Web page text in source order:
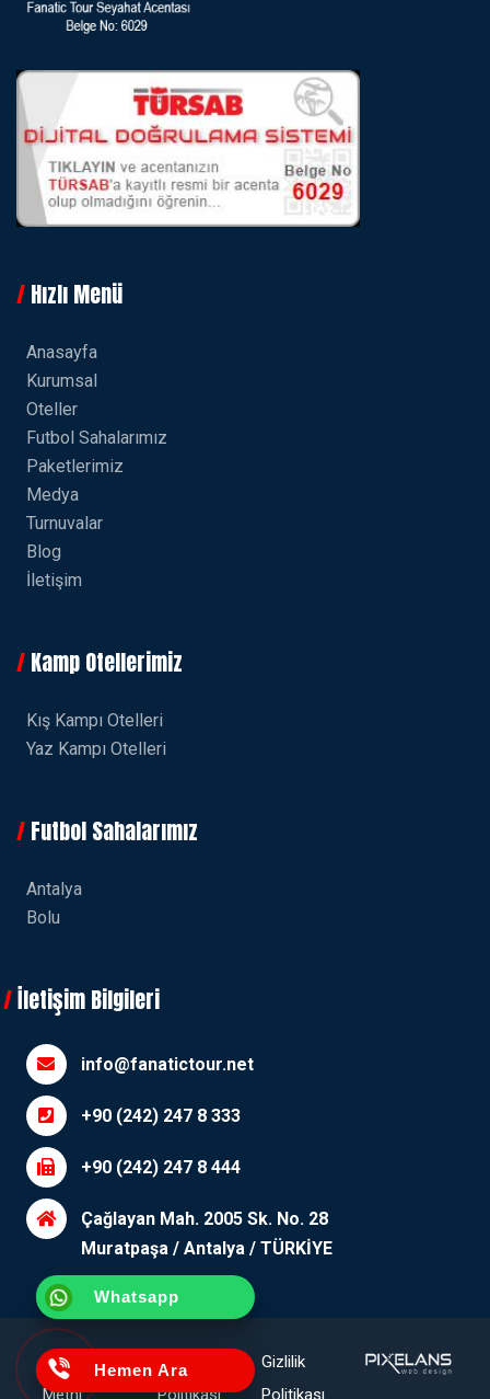
Whatsapp
Hemen Ara
Hızlı Menü
Anasayfa
Kurumsal
Oteller
Futbol Sahalarımız
Paketlerimiz
Medya
Turnuvalar
Blog
İletişim
Kamp Otellerimiz
Kış Kampı Otelleri
Yaz Kampı Otelleri
Futbol Sahalarımız
Antalya
Bolu
İletişim Bilgileri
info@fanatictour.net
+90 (242) 247 8 333
+90 (242) 247 8 444
Çağlayan Mah. 2005 Sk. No. 28
Muratpaşa / Antalya / TÜRKİYE
Aydınlatma
Metni
Çerez
Politikası
Gizlilik
Politikası